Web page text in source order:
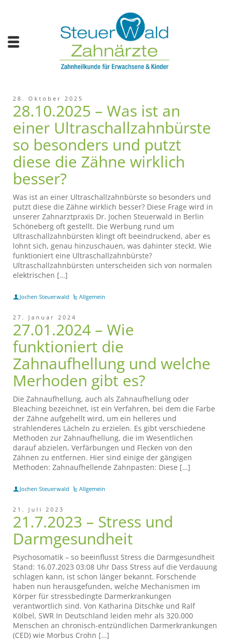
28. Oktober 2025
28.10.2025 – Was ist an
einer Ultraschallzahnbürste
so besonders und putzt
diese die Zähne wirklich
besser?
Was ist an einer Ultraschallzahnbürste so besonders und
putzt diese die Zähne wirklich besser? Diese Frage wird in
unserer Zahnarztpraxis Dr. Jochen Steuerwald in Berlin
Schöneberg oft gestellt. Die Werbung rund um
Ultraschallzahnbürsten klingt oft beeindruckend, aber es
lohnt sich, genau hinzuschauen, was dahinter steckt. Wie
funktioniert eine Ultraschallzahnbürste?
Ultraschallzahnbürsten unterscheiden sich von normalen
elektrischen […]
Jochen Steuerwald Allgemein
27. Januar 2024
27.01.2024 – Wie
funktioniert die
Zahnaufhellung und welche
Merhoden gibt es?
Die Zahnaufhellung, auch als Zahnaufhellung oder
Bleaching bezeichnet, ist ein Verfahren, bei dem die Farbe
der Zähne aufgehellt wird, um ein helleres und
strahlenderes Lächeln zu erzielen. Es gibt verschiedene
Methoden zur Zahnaufhellung, die im Wesentlichen
darauf abzielen, Verfärbungen und Flecken von den
Zähnen zu entfernen. Hier sind einige der gängigen
Methoden: Zahnaufhellende Zahnpasten: Diese […]
Jochen Steuerwald Allgemein
21. Juli 2023
21.7.2023 – Stress und
Darmgesundheit
Psychosomatik – so beeinflusst Stress die Darmgesundheit
Stand: 16.07.2023 03:08 Uhr Dass Stress auf die Verdauung
schlagen kann, ist schon länger bekannt. Forschende
haben nun herausgefunden, welche Mechanismen im
Körper für stressbedingte Darmerkrankungen
verantwortlich sind. Von Katharina Ditschke und Ralf
Kölbel, SWR In Deutschland leiden mehr als 320.000
Menschen an chronisch-entzündlichen Darmerkrankungen
(CED) wie Morbus Crohn […]